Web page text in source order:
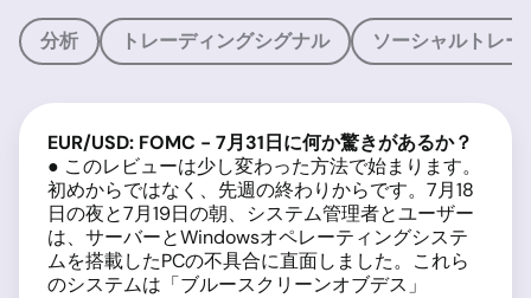
分析 トレーディングシグナル ソーシャルトレー
EUR/USD: FOMC - 7月31日に何か驚きがあるか？
● このレビューは少し変わった方法で始まります。
初めからではなく、先週の終わりからです。7月18
日の夜と7月19日の朝、システム管理者とユーザー
は、サーバーとWindowsオペレーティングシステ
ムを搭載したPCの不具合に直面しました。これら
のシステムは「ブルースクリーンオブデス」